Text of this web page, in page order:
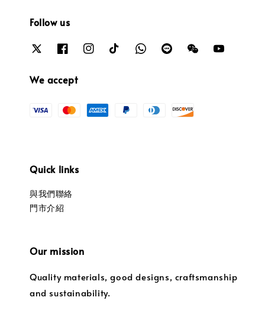
Follow us
We accept
Quick links
與我們聯絡
門市介紹
Our mission
Quality materials, good designs, craftsmanship
and sustainability.